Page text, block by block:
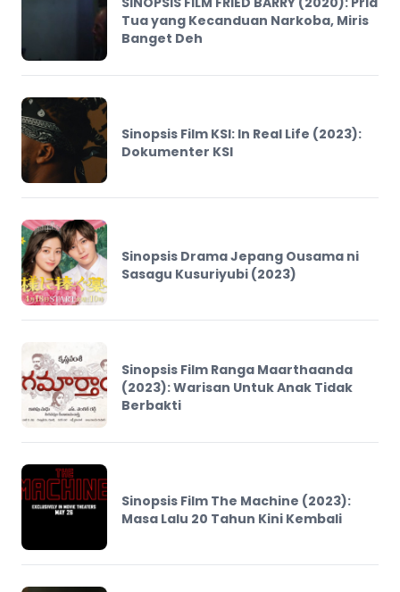
Tua yang Kecanduan Narkoba, Miris
Banget Deh
Sinopsis Film KSI: In Real Life (2023):
Dokumenter KSI
Sinopsis Drama Jepang Ousama ni
Sasagu Kusuriyubi (2023)
Sinopsis Film Ranga Maarthaanda
(2023): Warisan Untuk Anak Tidak
Berbakti
Sinopsis Film The Machine (2023):
Masa Lalu 20 Tahun Kini Kembali